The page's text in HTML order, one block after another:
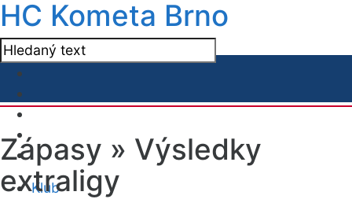
HC Kometa Brno
Klub
Zápasy » Výsledky
extraligy